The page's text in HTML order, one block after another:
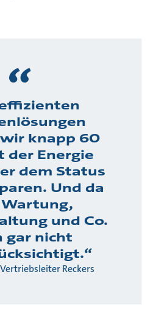
knapp 60
der Energie
dem Status
Und da
und Co.
gar nicht
Reckers